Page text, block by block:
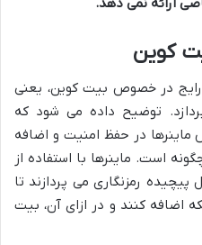
کوین
در خصوص بیت کوین، یعنی
توضیح داده می شود که
در حفظ امنیت و اضافه
است. ماینرها با استفاده از
پیچیده رمزنگاری می پردازند تا
اضافه کنند و در ازای آن، بیت